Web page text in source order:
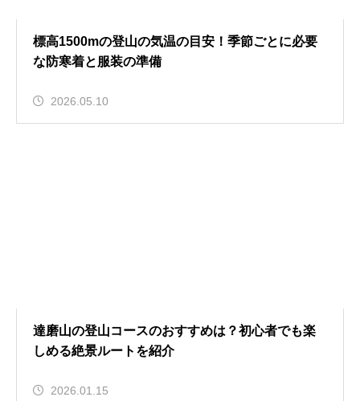
標高1500mの登山の気温の目安！季節ごとに必要
な防寒着と服装の準備
2026.05.10
達磨山の登山コースのおすすめは？初心者でも楽
しめる絶景ルートを紹介
2026.01.15